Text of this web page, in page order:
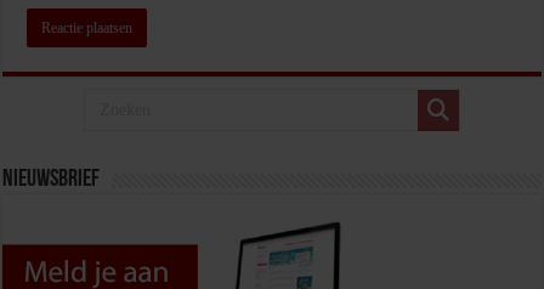
Nieuwsbrief